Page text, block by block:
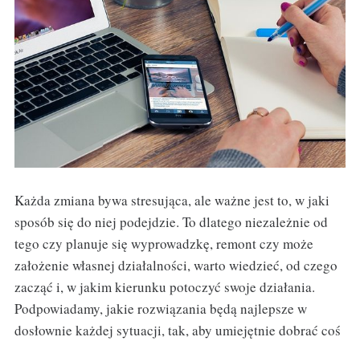
Każda zmiana bywa stresująca, ale ważne jest to, w jaki
sposób się do niej podejdzie. To dlatego niezależnie od
tego czy planuje się wyprowadzkę, remont czy może
założenie własnej działalności, warto wiedzieć, od czego
zacząć i, w jakim kierunku potoczyć swoje działania.
Podpowiadamy, jakie rozwiązania będą najlepsze w
dosłownie każdej sytuacji, tak, aby umiejętnie dobrać coś